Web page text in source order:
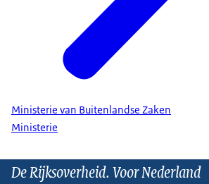
Ministerie van Buitenlandse Zaken
Ministerie
De Rijksoverheid. Voor Nederland